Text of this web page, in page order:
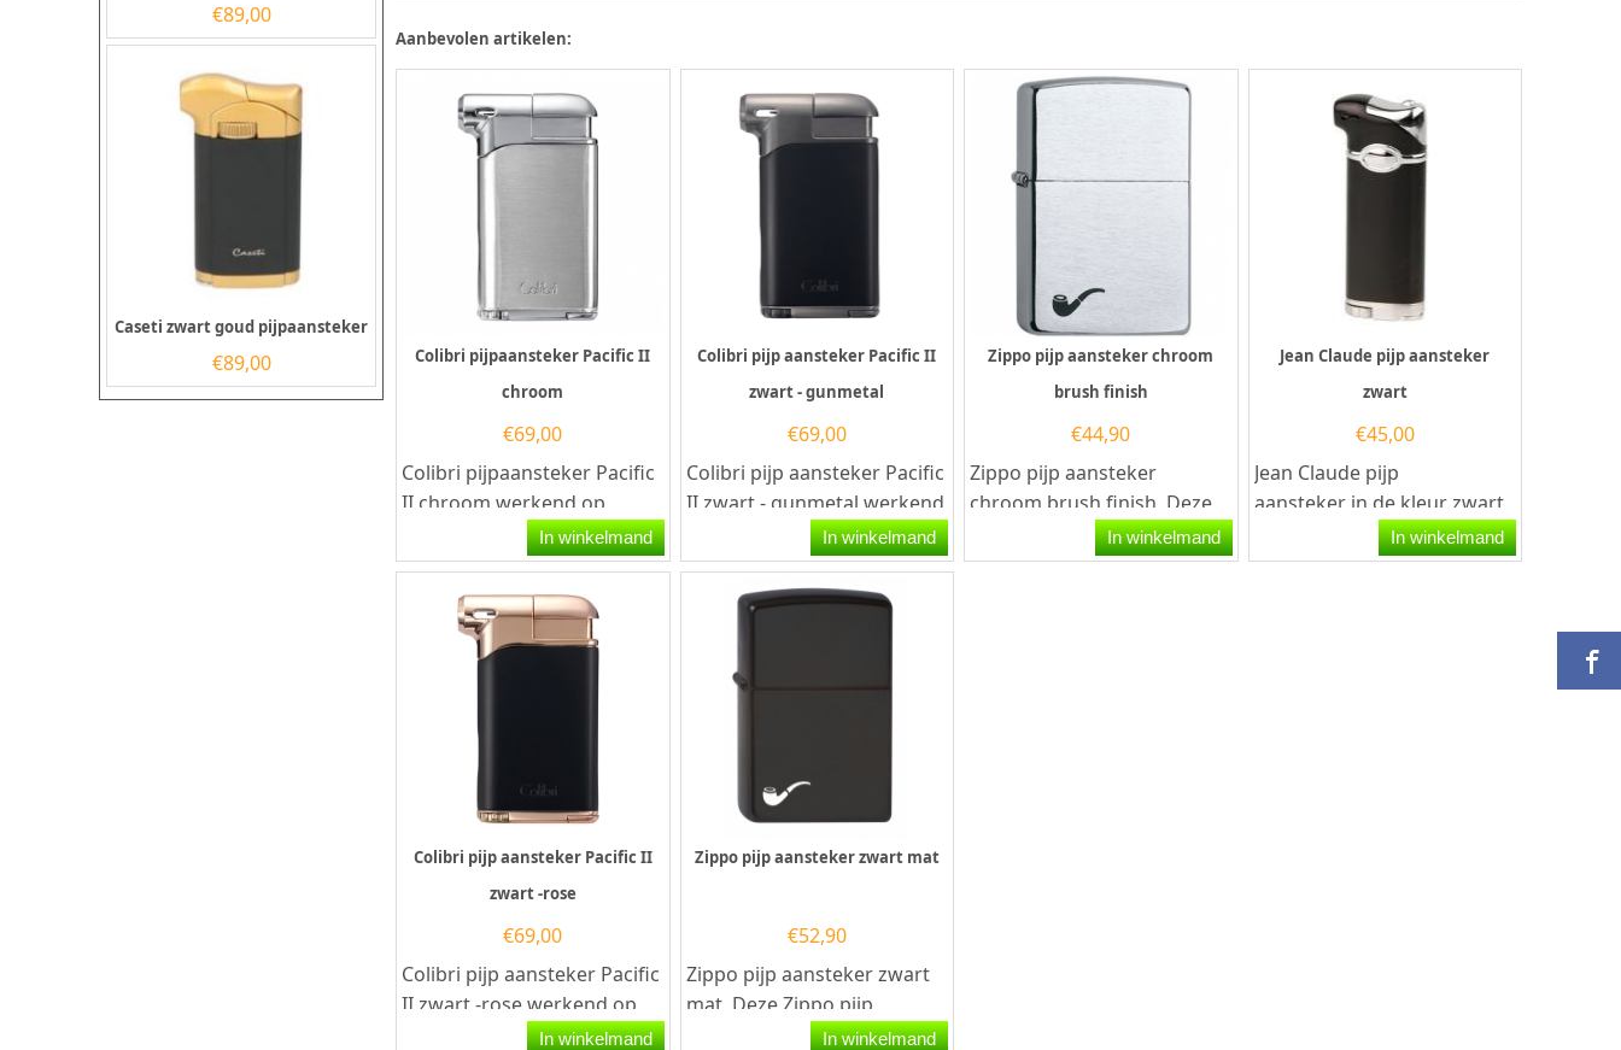
€89,00
Caseti zwart goud pijpaansteker
€89,00
Aanbevolen artikelen:
Colibri pijpaansteker Pacific II
chroom
€69,00
Colibri pijpaansteker Pacific
II chroom werkend op
butaangas. Deze
rechthoekige Colibri
aansteker...
In winkelmand
Colibri pijp aansteker Pacific II
zwart - gunmetal
€69,00
Colibri pijp aansteker Pacific
II zwart - gunmetal werkend
op butaangas. Deze...
In winkelmand
Zippo pijp aansteker chroom
brush finish
€44,90
Zippo pijp aansteker
chroom brush finish. Deze
Zippo pijp aansteker heeft
een geborsteld zilveren...
In winkelmand
Jean Claude pijp aansteker
zwart
€45,00
Jean Claude pijp
aansteker in de kleur zwart
met een eenvoudige
bediening via de
In winkelmand
Colibri pijp aansteker Pacific II
zwart -rose
€69,00
Colibri pijp aansteker Pacific
II zwart -rose werkend op
butaangas. DezeIn winkelmand
Zippo pijp aansteker zwart mat
€52,90
Zippo pijp aansteker zwart
mat. Deze Zippo pijp
aansteker heeft een mat
In winkelmand